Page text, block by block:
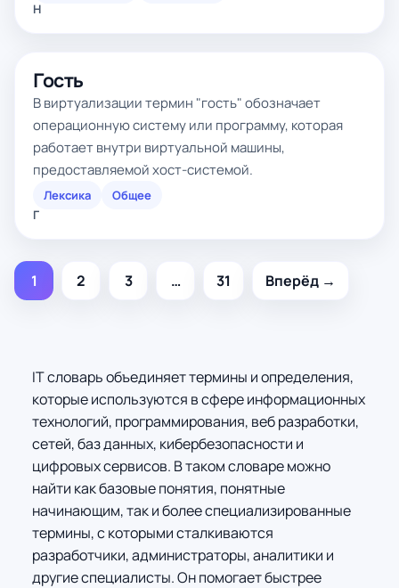
Н
Гость
В виртуализации термин "гость" обозначает
операционную систему или программу, которая
работает внутри виртуальной машины,
предоставляемой хост-системой.
Лексика
Общее
Г
1 2 3 … 31 Вперёд →
IT словарь объединяет термины и определения,
которые используются в сфере информационных
технологий, программирования, веб разработки,
сетей, баз данных, кибербезопасности и
цифровых сервисов. В таком словаре можно
найти как базовые понятия, понятные
начинающим, так и более специализированные
термины, с которыми сталкиваются
разработчики, администраторы, аналитики и
другие специалисты. Он помогает быстрее